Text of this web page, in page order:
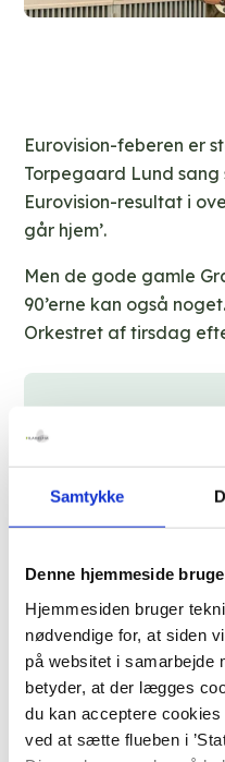
Samtykke
Denne hjemmeside
Hjemmesiden bruger
nødvendige for, at siden
på websitet i samarbejde
betyder, at der lægges
du kan acceptere
ved at sætte flueben i
Eurovision-feberen er
Torpegaard Lund
Eurovision-resultat i
går hjem’.
Men de gode gamle
90’erne kan også
Orkestret af tirsdag
“Jeg har ikke
‘Kloden drejer’ med
rejehop fra 1983 satte
‘Boom Boom’ med
kunne flere teksten –
født, da sangen kom i